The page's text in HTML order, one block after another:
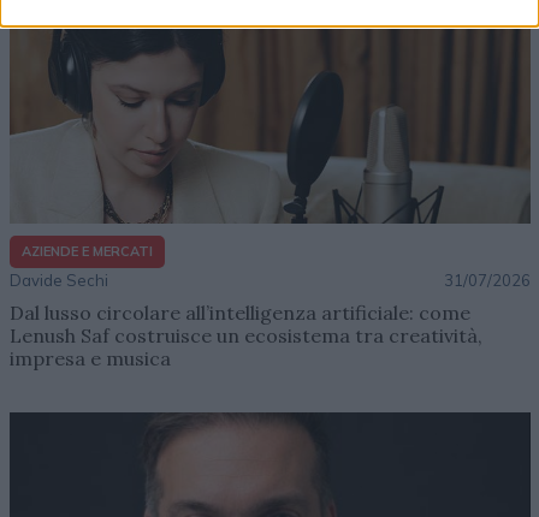
AZIENDE E MERCATI
Davide Sechi 31/07/2026
Dal lusso circolare all’intelligenza artificiale: come
Lenush Saf costruisce un ecosistema tra creatività,
impresa e musica